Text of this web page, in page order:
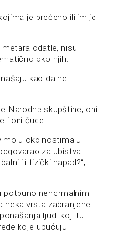
je prećeno ili im je
odatle, nisu
oko njih:
kao da ne
Narodne skupštine, oni
i oni čude.
u okolnostima u
za ubistva
ili fizički napad?“,
potpuno nenormalnim
neka vrsta zabranjene
ljudi koji tu
koje upućuju